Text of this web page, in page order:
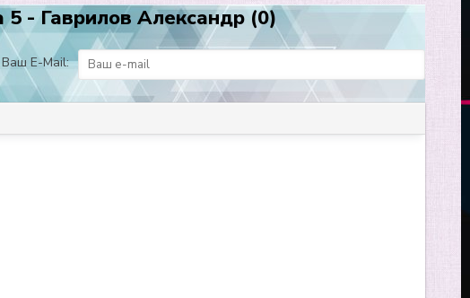
- Гаврилов Александр (0)
Ваш E-Mail: